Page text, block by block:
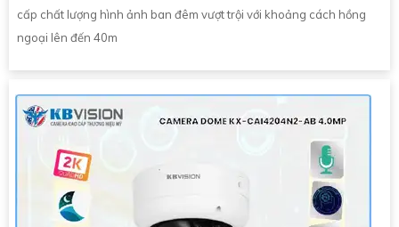
cấp chất lượng hình ảnh ban đêm vượt trội với khoảng cách hồng
ngoại lên đến 40m